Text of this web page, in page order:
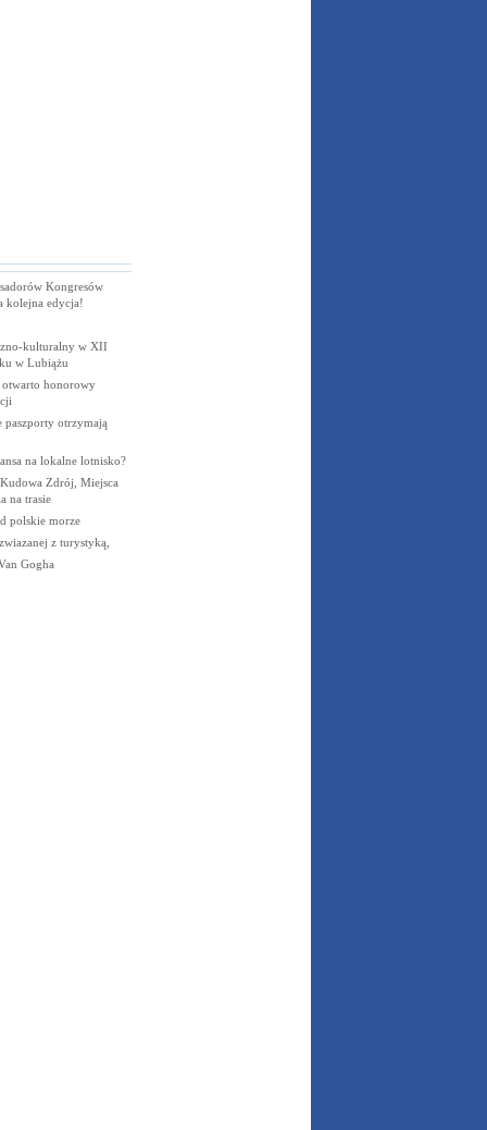
Kongresów
kolejna edycja!
kulturalny w XII
w Lubiążu
honorowy
paszporty otrzymają
na lokalne lotnisko?
Zdrój, Miejsca
na trasie
polskie morze
z turystyką,
Gogha